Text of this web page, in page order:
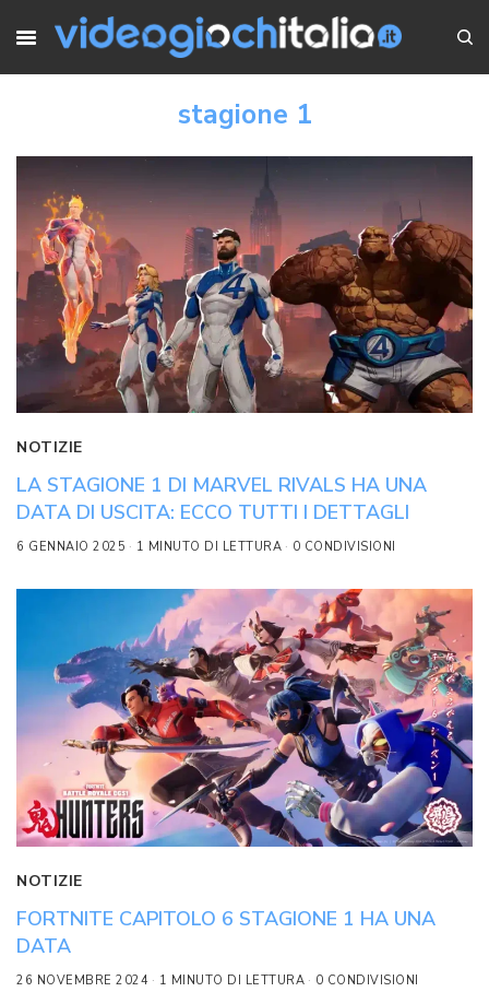
stagione 1
NOTIZIE
LA STAGIONE 1 DI MARVEL RIVALS HA UNA
DATA DI USCITA: ECCO TUTTI I DETTAGLI
6 GENNAIO 2025 1 MINUTO DI LETTURA 0 CONDIVISIONI
NOTIZIE
FORTNITE CAPITOLO 6 STAGIONE 1 HA UNA
DATA
26 NOVEMBRE 2024 1 MINUTO DI LETTURA 0 CONDIVISIONI